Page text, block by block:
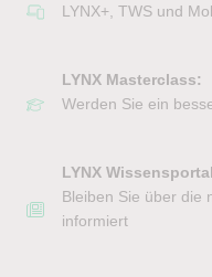
LYNX+, TWS und
LYNX Masterclass:
Werden Sie ein
LYNX Wissensportal
Bleiben Sie über die
informiert